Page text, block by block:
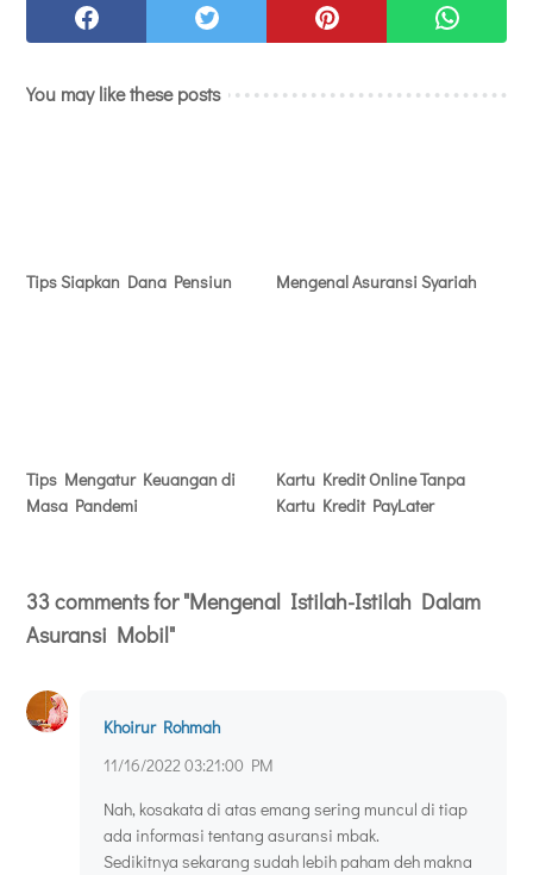
You may like these posts
Tips Siapkan Dana Pensiun Mengenal Asuransi Syariah
Tips Mengatur Keuangan di
Masa Pandemi
Kartu Kredit Online Tanpa
Kartu Kredit PayLater
33 comments for "Mengenal Istilah-Istilah Dalam
Asuransi Mobil"
Khoirur Rohmah
11/16/2022 03:21:00 PM
Nah, kosakata di atas emang sering muncul di tiap
ada informasi tentang asuransi mbak.
Sedikitnya sekarang sudah lebih paham deh makna